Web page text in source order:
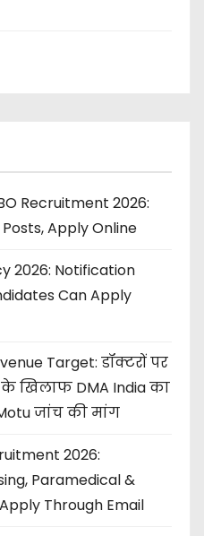
Recruitment 2026:
Apply Online
2026: Notification
Can Apply
Target: डॉक्टरों पर
खिलाफ DMA India का
जांच की मांग
2026:
Paramedical &
Through Email